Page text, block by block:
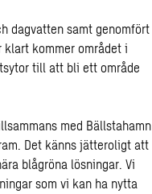
dagvatten samt genomfört
klart kommer området i
till att bli ett område
med Bällstahamn
Det känns jätteroligt att
blågröna lösningar. Vi
som vi kan ha nytta